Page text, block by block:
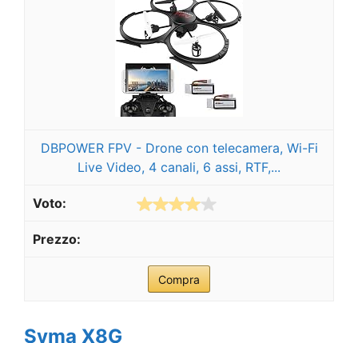
DBPOWER FPV - Drone con telecamera, Wi-Fi
Live Video, 4 canali, 6 assi, RTF,...
Compra
Syma X8G